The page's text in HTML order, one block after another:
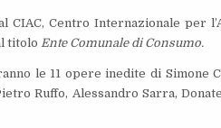
Centro Internazionale per
titoloEnte Comunale di Consumo.
le 11 opere inedite di Simone
Ruffo, Alessandro Sarra,